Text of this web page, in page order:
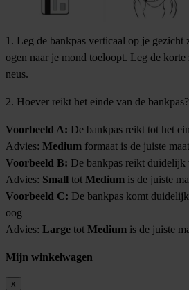
1. Leg de bankpas verticaal op je gezicht
ogen naar je mond toeloopt. Leg de
neus.
2. Hoever reikt het einde van de bankpas?
Voorbeeld A: De bankpas reikt tot het
Advies: Medium formaat is de juiste
Voorbeeld B: De bankpas reikt duidelijk
Advies: Small tot Medium is de juiste
Voorbeeld C: De bankpas komt
oog
Advies: Large tot Medium is de juiste
Mijn winkelwagen
x